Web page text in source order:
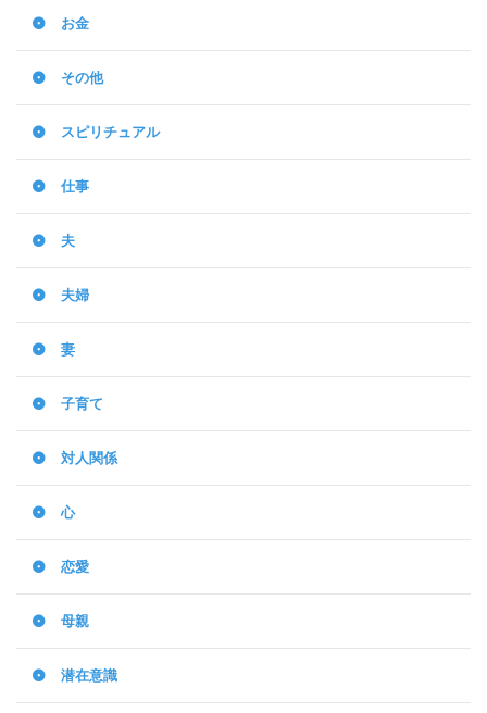
お金
その他
スピリチュアル
仕事
夫
夫婦
妻
子育て
対人関係
心
恋愛
母親
潜在意識